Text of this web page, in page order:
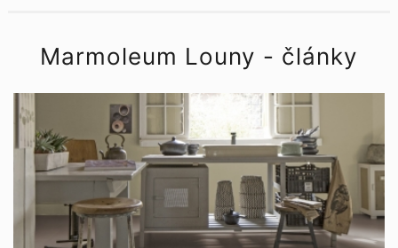
Marmoleum Louny - články